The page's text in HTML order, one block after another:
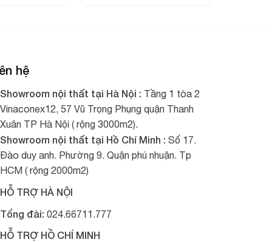
dụng vào lúc tối rất phù hợp mà bạn không
lại hoặc mở ra một cách nhanh chóng mà
hệ
Showroom nội thất tại Hà Nội : Tầng 1 tòa 2
Vinaconex12, 57 Vũ Trọng Phụng quận Thanh
Xuân TP Hà Nội ( rộng 3000m2).
Showroom nội thất tại Hồ Chí Minh : Số 17.
Đào duy anh. Phường 9. Quận phú nhuận. Tp
HCM ( rộng 2000m2)
HỖ TRỢ HÀ NỘI
Tổng đài: 024.66711.777
HỖ TRỢ HỒ CHÍ MINH